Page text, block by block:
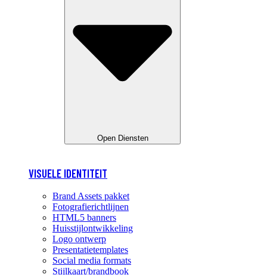
Open Diensten
VISUELE IDENTITEIT
Brand Assets pakket
Fotografierichtlijnen
HTML5 banners
Huisstijlontwikkeling
Logo ontwerp
Presentatietemplates
Social media formats
Stijlkaart/brandbook